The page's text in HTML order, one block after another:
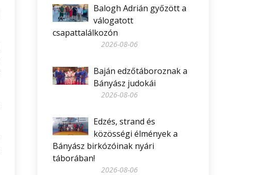
Balogh Adrián győzött a
válogatott
csapattalálkozón
2026-08-06
Baján edzőtáboroznak a
Bányász judokái
2026-08-06
Edzés, strand és
közösségi élmények a
Bányász birkózóinak nyári
táborában!
2026-08-06